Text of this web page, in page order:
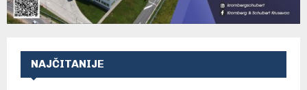
NAJČITANIJE